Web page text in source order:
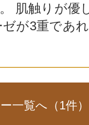
肌触りが優
が3重であ
一覧へ（1件）